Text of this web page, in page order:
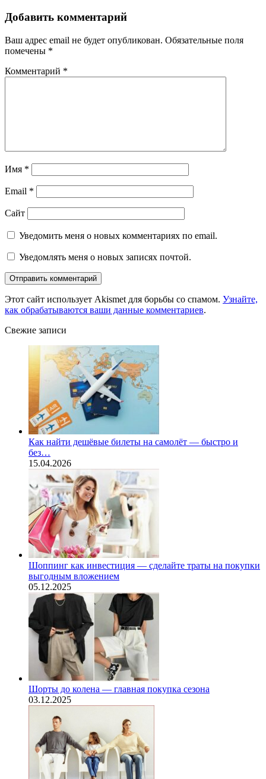
Добавить комментарий
Ваш адрес email не будет опубликован. Обязательные поля
помечены *
Комментарий *
Имя *
Email *
Сайт
Уведомить меня о новых комментариях по email.
Уведомлять меня о новых записях почтой.
Этот сайт использует Akismet для борьбы со спамом. Узнайте,
как обрабатываются ваши данные комментариев.
Свежие записи
Как найти дешёвые билеты на самолёт — быстро и
без…
15.04.2026
Шоппинг как инвестиция — сделайте траты на покупки
выгодным вложением
05.12.2025
Шорты до колена — главная покупка сезона
03.12.2025